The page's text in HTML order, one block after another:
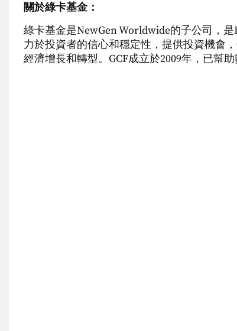
關於綠卡基金：
綠卡基金是NewGen Worldwide的子公司，
力於投資者的信心和穩定性，提供投資機會
經濟增長和轉型。GCF成立於2009年，已幫